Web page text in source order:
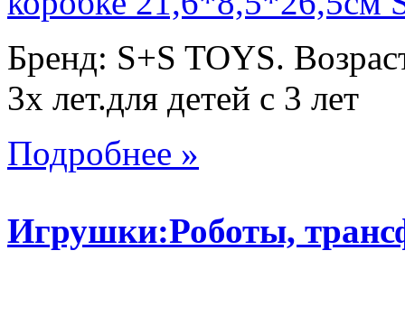
Бренд: S+S TOYS.
3х лет.для детей с 3 лет
Подробнее »
Игрушки:Роботы,